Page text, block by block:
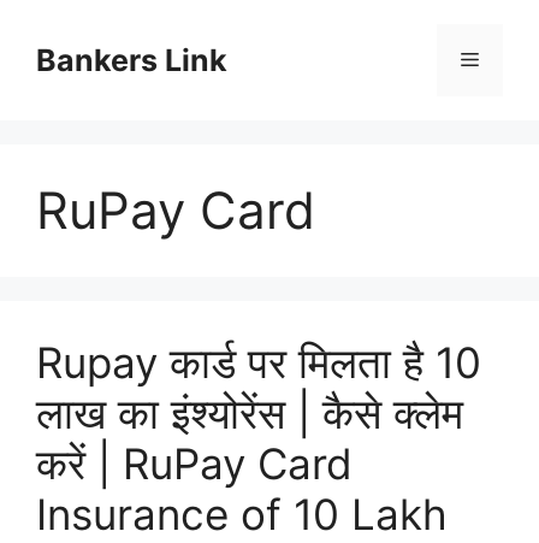
contentBankers Link Menu
RuPay Card
Rupay कार्ड पर मिलता है 10
लाख का इंश्योरेंस | कैसे क्लेम
करें | RuPay Card
Insurance of 10 Lakh